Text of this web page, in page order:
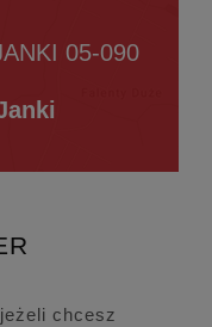
05-090
chcesz